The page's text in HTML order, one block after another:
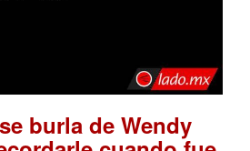
burla de Wendy